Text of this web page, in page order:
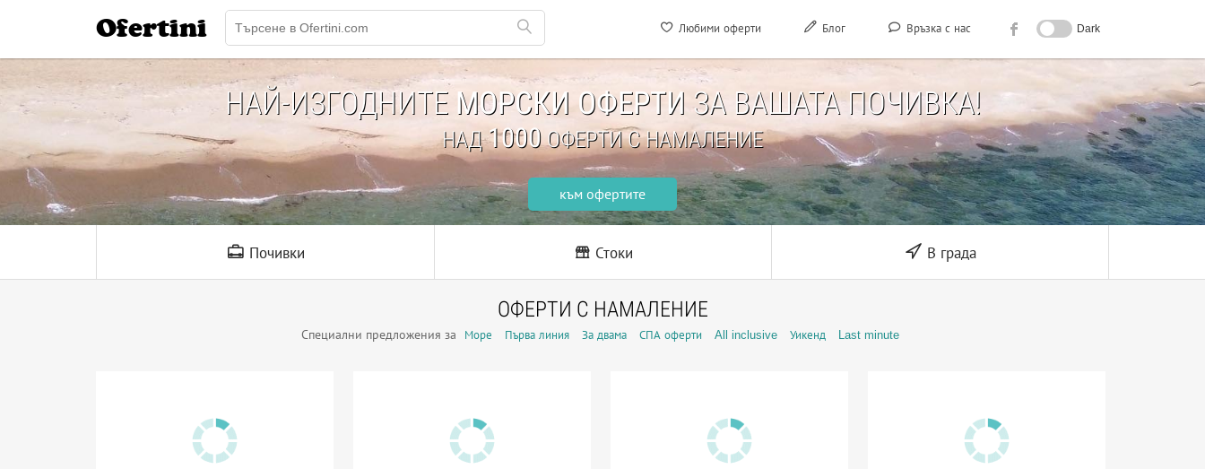
Любими оферти Блог Връзка с нас Dark
Ofertini
НАЙ-ИЗГОДНИТЕ МОРСКИ ОФЕРТИ ЗА ВАШАТА ПОЧИВКА!
НАД1000ОФЕРТИ С НАМАЛЕНИЕ
към офертите
Почивки Стоки В града
ОФЕРТИ С НАМАЛЕНИЕ
Специални предложения за Море Първа линия За двама СПА оферти All inclusive Уикенд Last minute